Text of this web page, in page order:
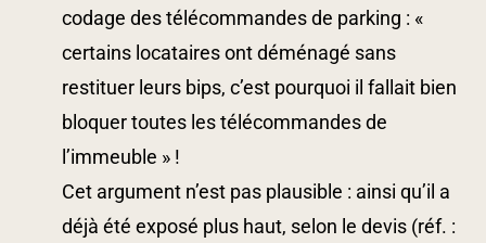
codage des télécommandes de parking : «
certains locataires ont déménagé sans
restituer leurs bips, c’est pourquoi il fallait bien
bloquer toutes les télécommandes de
l’immeuble » !
Cet argument n’est pas plausible : ainsi qu’il a
déjà été exposé plus haut, selon le devis (réf. :